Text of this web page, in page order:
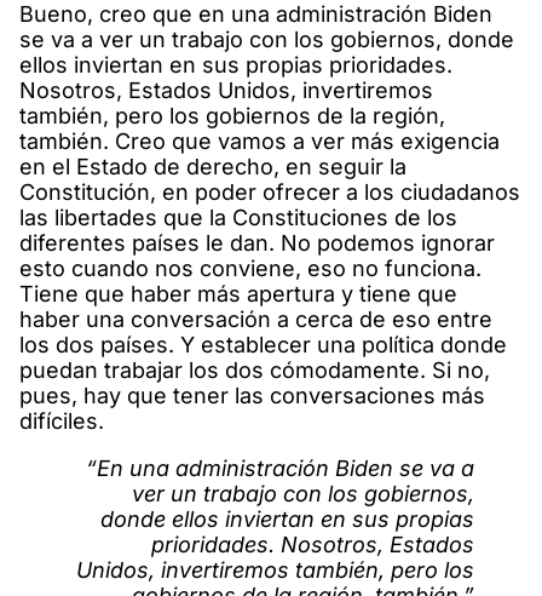
Bueno, creo que en una administración Biden
se va a ver un trabajo con los gobiernos, donde
ellos inviertan en sus propias prioridades.
Nosotros, Estados Unidos, invertiremos
también, pero los gobiernos de la región,
también. Creo que vamos a ver más exigencia
en el Estado de derecho, en seguir la
Constitución, en poder ofrecer a los ciudadanos
las libertades que la Constituciones de los
diferentes países le dan. No podemos ignorar
esto cuando nos conviene, eso no funciona.
Tiene que haber más apertura y tiene que
haber una conversación a cerca de eso entre
los dos países. Y establecer una política donde
puedan trabajar los dos cómodamente. Si no,
pues, hay que tener las conversaciones más
difíciles.
“En una administración Biden se va a
ver un trabajo con los gobiernos,
donde ellos inviertan en sus propias
prioridades. Nosotros, Estados
Unidos, invertiremos también, pero los